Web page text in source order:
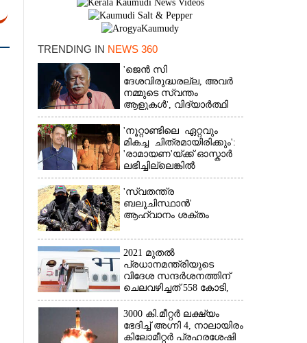
TRENDING IN NEWS 360
'ജെൻ സി
ദേശവിരുദ്ധരല്ല, അവർ
നമ്മുടെ സ്വന്തം
ആളുകൾ', വിദ്യാർത്ഥി
പ്രക്ഷോഭത്തെ പിന്തുണച്ച്
ആർഎസ്‌എസ് മേധാവി
'നൂറ്റാണ്ടിലെ ഏറ്റവും
മികച്ച ചിത്രമായിരിക്കും':
'രാമായണ'യ്ക്ക് ഓസ്കാ‌ർ
ലഭിച്ചില്ലെങ്കിൽ
നിരാശനാകുമെന്ന്
ദേവേന്ദ്ര ഫഡ്നാവിസ്
'സ്വതന്ത്ര
ബലൂചിസ്ഥാൻ'
ആഹ്വാനം ശക്തം
2021 മുതൽ
പ്രധാനമന്ത്രിയുടെ
വിദേശ സന്ദർശനത്തിന്
ചെലവഴിച്ചത് 558 കോടി,
രാജ്യത്തെത്തിയത് 381.8
ബില്യൺ ഡോളറിന്റെ
നിക്ഷേപം
3000 കി.മീറ്റർ ലക്ഷ്യം
ഭേദിച്ച് അഗ്നി 4, നാലായിരം
കിലോമീറ്റർ പ്രഹരശേഷി
×